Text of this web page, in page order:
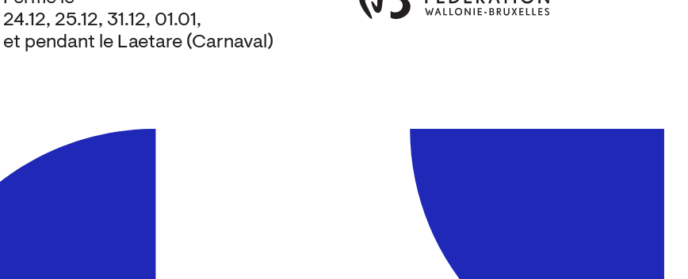
24.12, 25.12, 31.12, 01.01,
et pendant le Laetare (Carnaval)